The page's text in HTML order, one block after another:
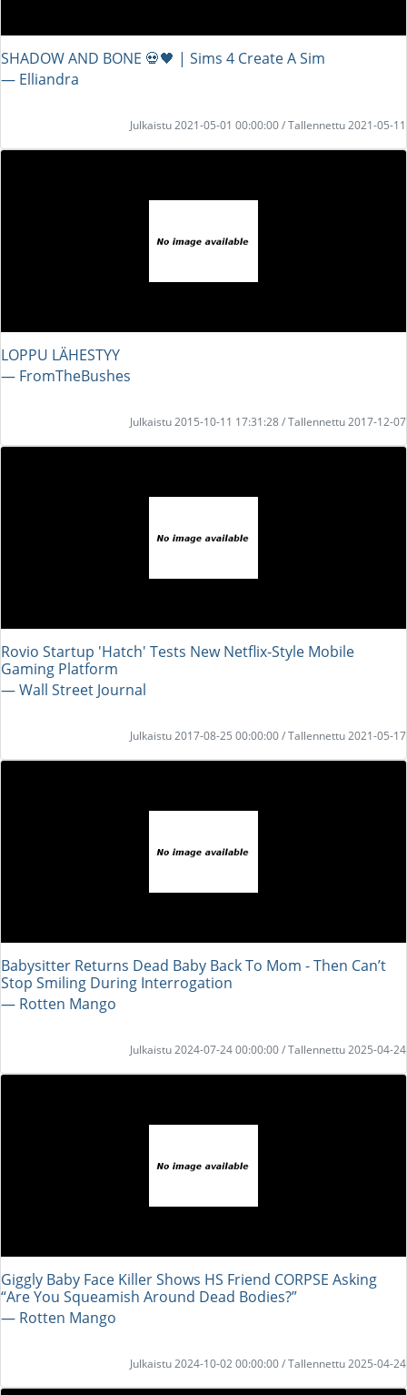
SHADOW AND BONE 💀🖤 | Sims 4 Create A Sim
― Elliandra
Julkaistu 2021-05-01 00:00:00 / Tallennettu 2021-05-11
LOPPU LÄHESTYY
― FromTheBushes
Julkaistu 2015-10-11 17:31:28 / Tallennettu 2017-12-07
Rovio Startup 'Hatch' Tests New Netflix-Style Mobile
Gaming Platform
― Wall Street Journal
Julkaistu 2017-08-25 00:00:00 / Tallennettu 2021-05-17
Babysitter Returns Dead Baby Back To Mom - Then Can’t
Stop Smiling During Interrogation
― Rotten Mango
Julkaistu 2024-07-24 00:00:00 / Tallennettu 2025-04-24
Giggly Baby Face Killer Shows HS Friend CORPSE Asking
“Are You Squeamish Around Dead Bodies?”
― Rotten Mango
Julkaistu 2024-10-02 00:00:00 / Tallennettu 2025-04-24